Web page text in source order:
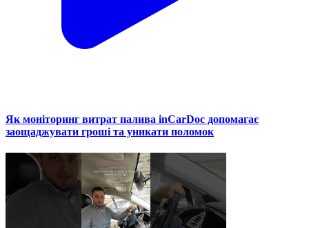
Як моніторинг витрат палива inCarDoc допомагає
заощаджувати гроші та уникати поломок